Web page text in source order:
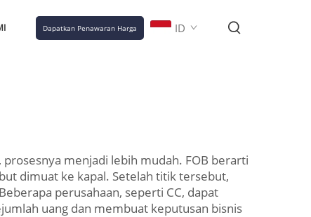
Dapatkan Penawaran Harga ID
menjadi lebih mudah. FOB berarti
dimuat ke kapal. Setelah titik tersebut,
perusahaan, seperti CC, dapat
uang dan membuat keputusan bisnis